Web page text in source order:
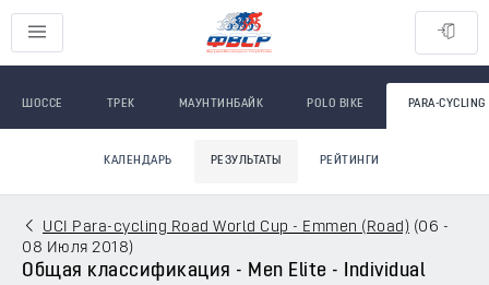
ШОССЕ ТРЕК МАУНТИНБАЙК POLO BIKE PARA-CYCLING
КАЛЕНДАРЬ РЕЗУЛЬТАТЫ РЕЙТИНГИ
UCI Para-cycling Road World Cup - Emmen (Road) (06 -
08 Июля 2018)
Общая классификация - Men Elite - Individual